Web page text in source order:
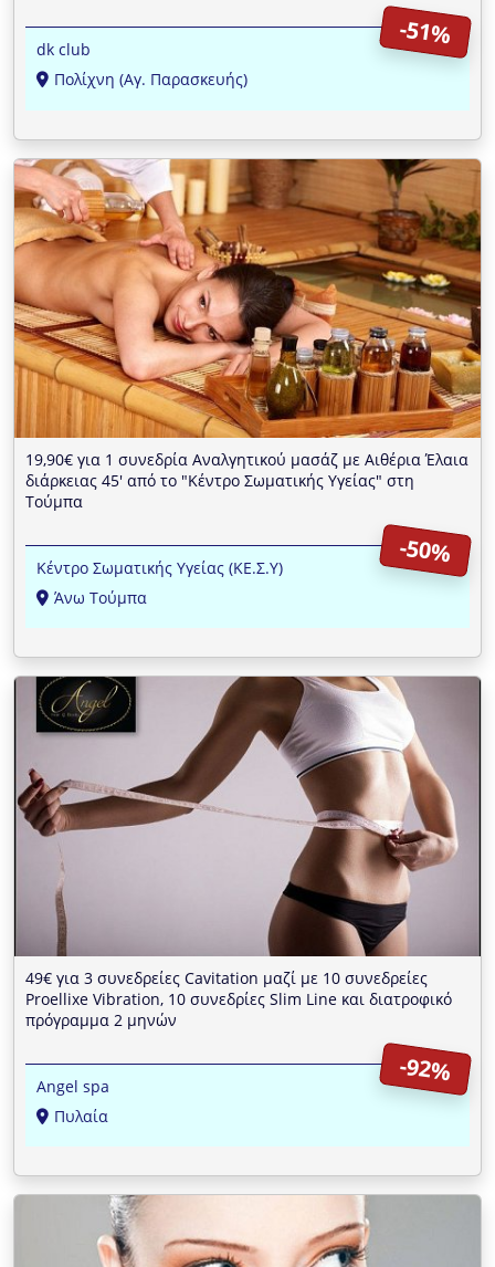
-51%
dk club
Πολίχνη (Αγ. Παρασκευής)
19,90€ για 1 συνεδρία Αναλγητικού μασάζ με Αιθέρια Έλαια
διάρκειας 45' από το "Κέντρο Σωματικής Υγείας" στη
Τούμπα
-50%
Κέντρο Σωματικής Υγείας (ΚΕ.Σ.Υ)
Άνω Τούμπα
49€ για 3 συνεδρείες Cavitation μαζί με 10 συνεδρείες
Proellixe Vibration, 10 συνεδρίες Slim Line και διατροφικό
πρόγραμμα 2 μηνών
-92%
Angel spa
Πυλαία